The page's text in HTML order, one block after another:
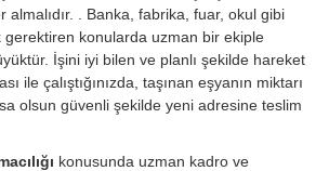
almalıdır. . Banka, fabrika, fuar, okul gibi
gerektiren konularda uzman bir ekiple
İşini iyi bilen ve planlı şekilde hareket
ile çalıştığınızda, taşınan eşyanın miktarı
olsun güvenli şekilde yeni adresine teslim
konusunda uzman kadro ve